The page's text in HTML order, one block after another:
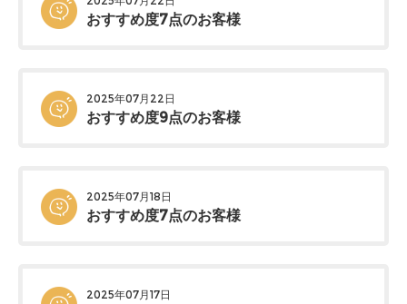
おすすめ度7点のお客様
2025年07月22日
おすすめ度9点のお客様
2025年07月18日
おすすめ度7点のお客様
2025年07月17日